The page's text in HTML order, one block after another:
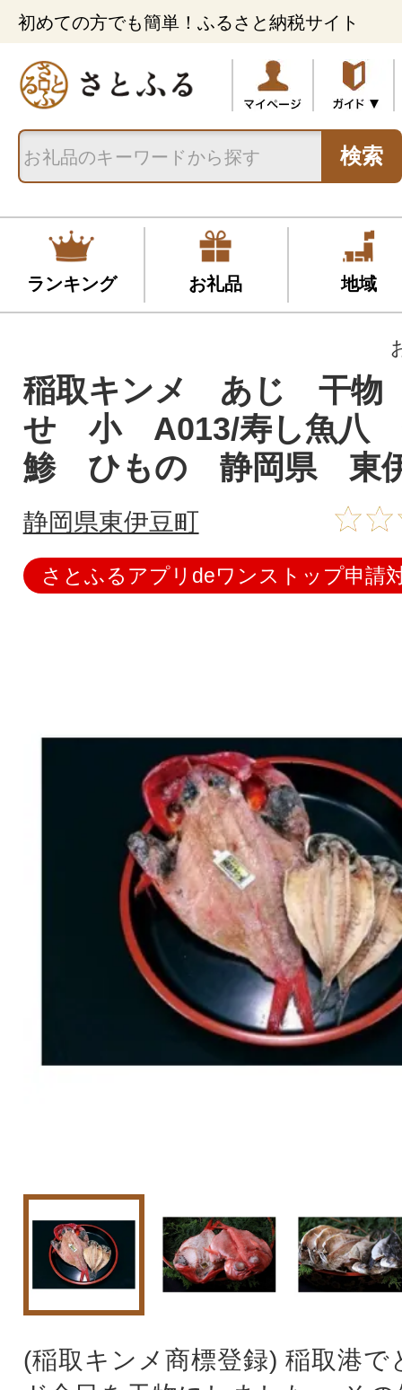
初めての方でも簡単！ふるさと納税サイト
検索
ランキング お礼品 地域
稲取キンメ あじ 干物
せ 小 A013/寿し魚
鯵 ひもの 静岡県 東
静岡県東伊豆町
さとふるアプリdeワンストップ申請
(稲取キンメ商標登録) 稲取港で